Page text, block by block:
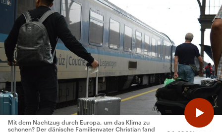
Mit dem Nachtzug durch Europa, um das Klima zu
schonen? Der dänische Familienvater Christian fand